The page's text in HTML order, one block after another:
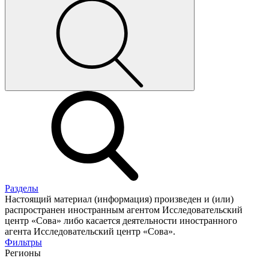
Разделы
Настоящий материал (информация) произведен и (или)
распространен иностранным агентом Исследовательский
центр «Сова» либо касается деятельности иностранного
агента Исследовательский центр «Сова».
Фильтры
Регионы